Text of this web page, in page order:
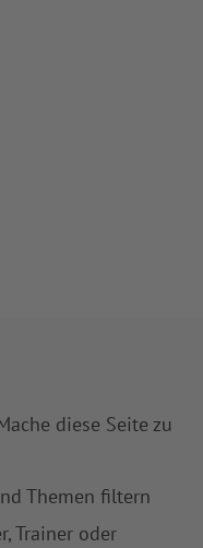
diese Seite zu
Themen filtern
Trainer oder